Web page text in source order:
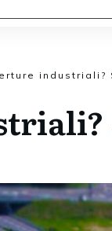
industriali?